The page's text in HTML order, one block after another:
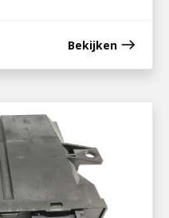
Bekijken east